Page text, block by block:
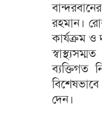
রহমান।
কার্যক্রম ও
ব্যক্তিগত
দেন।